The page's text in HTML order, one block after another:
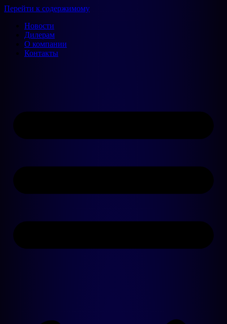
Перейти к содержимому
Новости
Дилерам
О компании
Контакты